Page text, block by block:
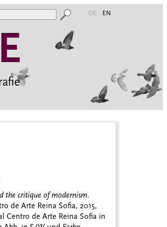
DE EN
the critique of modernism.
de Arte Reina Sofia, 2015,
Centro de Arte Reina Sofia in